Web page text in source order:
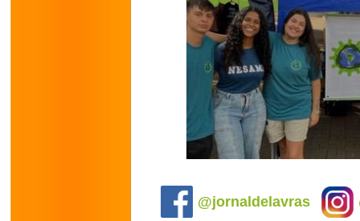
@jornaldelavras